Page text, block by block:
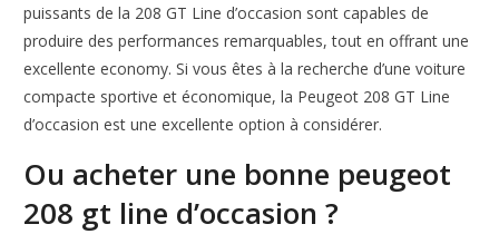
puissants de la 208 GT Line d’occasion sont capables de
produire des performances remarquables, tout en offrant une
excellente economy. Si vous êtes à la recherche d’une voiture
compacte sportive et économique, la Peugeot 208 GT Line
d’occasion est une excellente option à considérer.
Ou acheter une bonne peugeot
208 gt line d’occasion ?